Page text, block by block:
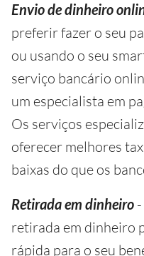
Envio de dinheiro
preferir fazer o seu
ou usando o seu
serviço bancário
um especialista em
Os serviços
oferecer melhores
baixas do que os
Retirada em dinheiro
retirada em dinheiro
rápida para o seu